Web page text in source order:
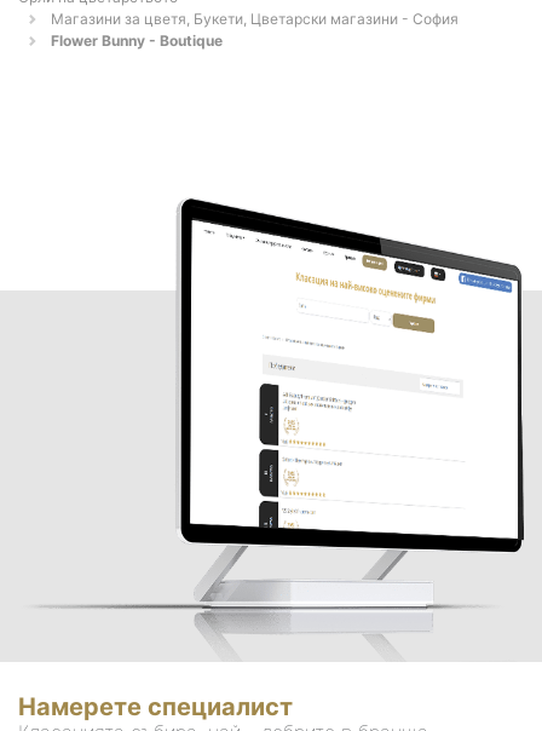
Магазини за цветя, Букети, Цветарски магазини - София
Flower Bunny - Boutique
Намерете специалист